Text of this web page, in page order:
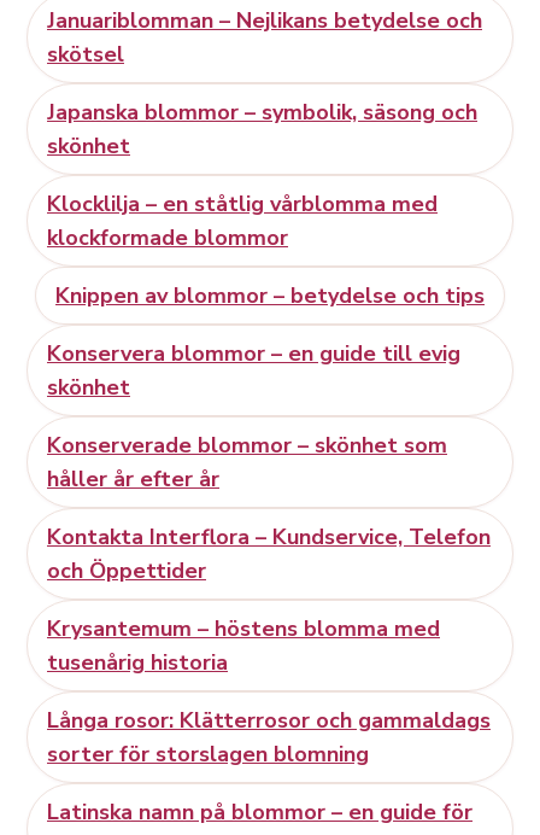
Januariblomman – Nejlikans betydelse och
skötsel
Japanska blommor – symbolik, säsong och
skönhet
Klocklilja – en ståtlig vårblomma med
klockformade blommor
Knippen av blommor – betydelse och tips
Konservera blommor – en guide till evig
skönhet
Konserverade blommor – skönhet som
håller år efter år
Kontakta Interflora – Kundservice, Telefon
och Öppettider
Krysantemum – höstens blomma med
tusenårig historia
Långa rosor: Klätterrosor och gammaldags
sorter för storslagen blomning
Latinska namn på blommor – en guide för